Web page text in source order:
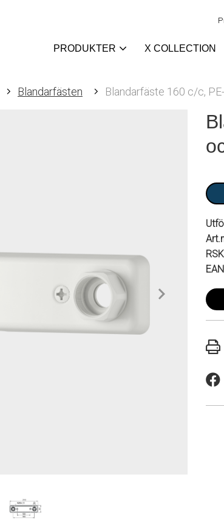
PRODUKTER X COLLECTION
Blandarfästen Blandarfäste 160 c/c,
RSK
EAN